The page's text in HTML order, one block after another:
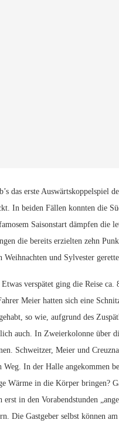
das erste
In beiden Fällen konnten die
Saisonstart dämpfen die
die bereits erzielten zehn
und Sylvester
verspätet ging die Reise
Meier hatten sich eine
so wie, aufgrund des
auch. In Zweierkolonne
Schweitzer, Meier und
In der Halle angekommen
Wärme in die Körper bringen?
erst in den Vorabendstunden
Die Gastgeber selbst können